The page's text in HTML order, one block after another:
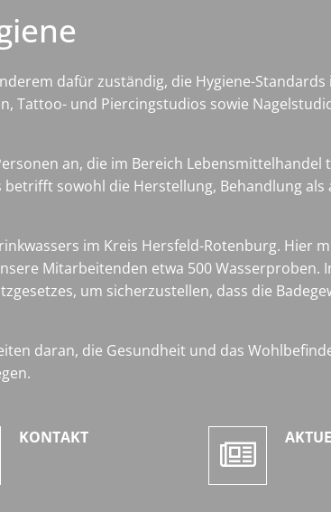
dafür zuständig, die Hygiene-
Tattoo- und Piercingstudios sowie
an, die im Bereich
sowohl die Herstellung, Behandlung
im Kreis Hersfeld-Rotenburg. Hier
Mitarbeitenden etwa 500 Wasserproben.
um sicherzustellen, dass die
daran, die Gesundheit und das
KONTAKT